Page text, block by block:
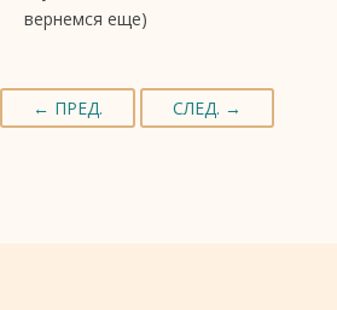
вернемся еще)
← ПРЕД. СЛЕД. →